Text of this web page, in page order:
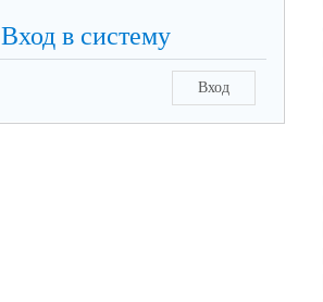
Вход в систему
Вход